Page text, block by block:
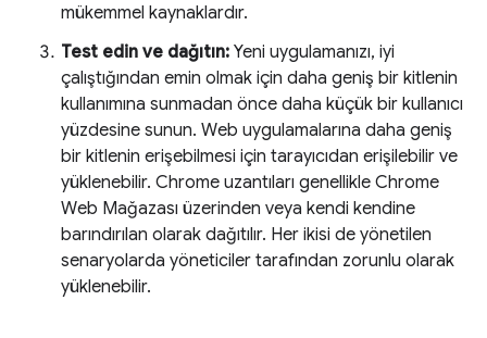
mükemmel kaynaklardır.
Test edin ve dağıtın: Yeni uygulamanızı, iyi
çalıştığından emin olmak için daha geniş bir kitlenin
kullanımına sunmadan önce daha küçük bir kullanıcı
yüzdesine sunun. Web uygulamalarına daha geniş
bir kitlenin erişebilmesi için tarayıcıdan erişilebilir ve
yüklenebilir. Chrome uzantıları genellikle Chrome
Web Mağazası üzerinden veya kendi kendine
barındırılan olarak dağıtılır. Her ikisi de yönetilen
senaryolarda yöneticiler tarafından zorunlu olarak
yüklenebilir.